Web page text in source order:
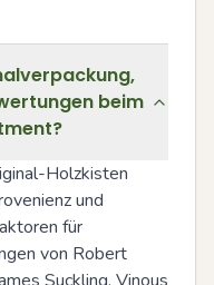
beim
Holzkisten
und
für
von Robert